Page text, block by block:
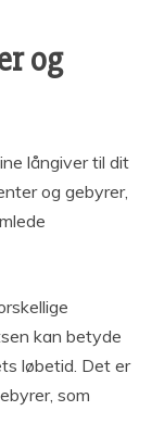
og
långiver til dit
og gebyrer,
kan betyde
løbetid. Det er
som